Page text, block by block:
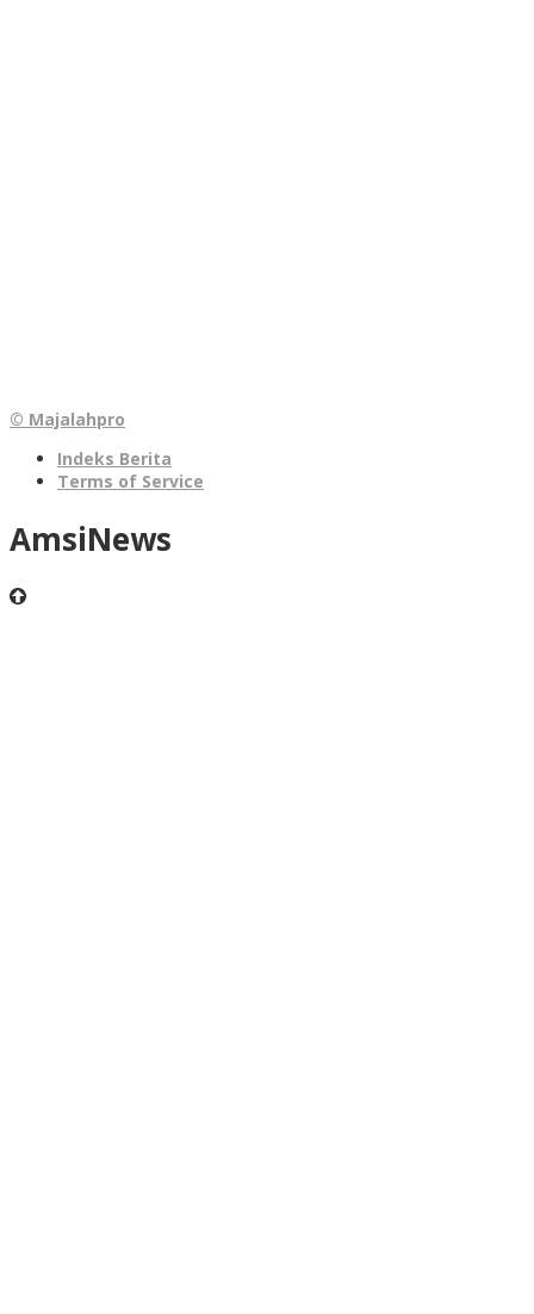
© Majalahpro
Indeks Berita
Terms of Service
AmsiNews